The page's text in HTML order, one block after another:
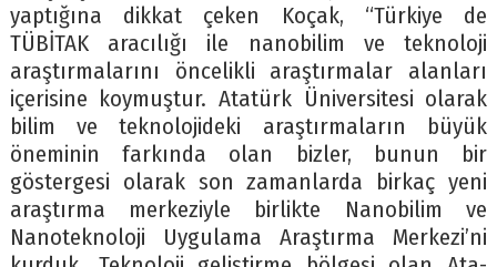
yaptığına dikkat çeken Koçak, “Türkiye de
TÜBİTAK aracılığı ile nanobilim ve teknoloji
araştırmalarını öncelikli araştırmalar alanları
içerisine koymuştur. Atatürk Üniversitesi olarak
bilim ve teknolojideki araştırmaların büyük
öneminin farkında olan bizler, bunun bir
göstergesi olarak son zamanlarda birkaç yeni
araştırma merkeziyle birlikte Nanobilim ve
Nanoteknoloji Uygulama Araştırma Merkezi’ni